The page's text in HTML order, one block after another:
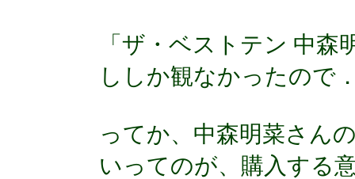
「ザ・ベストテン 中
ししか観なかったので
ってか、中森明菜さん
いってのが、購入する